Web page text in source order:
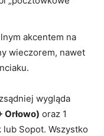
akcentem na
wieczorem, nawet
wygląda
Orłowo) oraz 1
Sopot. Wszystko